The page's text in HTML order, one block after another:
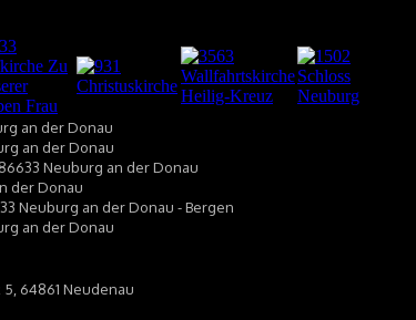
an der Donau
an der Donau
Neuburg an der Donau
der Donau
Neuburg an der Donau - Bergen
an der Donau
64861 Neudenau